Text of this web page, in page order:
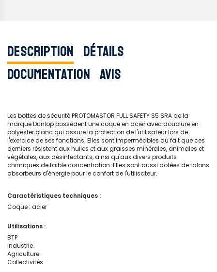
Description Détails
Documentation Avis
Les bottes de sécurité PROTOMASTOR FULL SAFETY S5 SRA de la
marque Dunlop possèdent une coque en acier avec doublure en
polyester blanc qui assure la protection de l'utilisateur lors de
l'exercice de ses fonctions. Elles sont imperméables du fait que ces
derniers résistent aux huiles et aux graisses minérales, animales et
végétales, aux désinfectants, ainsi qu'aux divers produits
chimiques de faible concentration. Elles sont aussi dotées de talons
absorbeurs d'énergie pour le confort de l'utilisateur.
Caractéristiques techniques :
Coque : acier
Utilisations :
BTP
Industrie
Agriculture
Collectivités